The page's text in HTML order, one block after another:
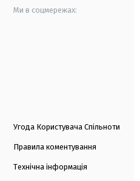
Ми в соцмережах:
Угода Користувача Спільноти
Правила коментування
Технічна інформація